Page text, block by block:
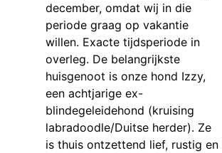
december, omdat wij in die
periode graag op vakantie
willen. Exacte tijdsperiode in
overleg. De belangrijkste
huisgenoot is onze hond Izzy,
een achtjarige ex-
blindegeleidehond (kruising
labradoodle/Duitse herder). Ze
is thuis ontzettend lief, rustig en